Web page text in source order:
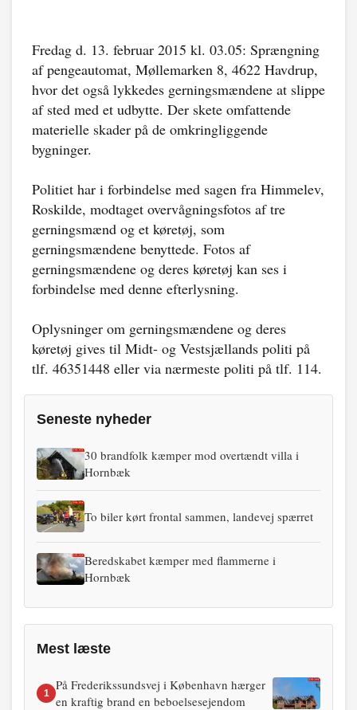
Fredag d. 13. februar 2015 kl. 03.05: Sprængning
af pengeautomat, Møllemarken 8, 4622 Havdrup,
hvor det også lykkedes gerningsmændene at slippe
af sted med et udbytte. Der skete omfattende
materielle skader på de omkringliggende
bygninger.
Politiet har i forbindelse med sagen fra Himmelev,
Roskilde, modtaget overvågningsfotos af tre
gerningsmænd og et køretøj, som
gerningsmændene benyttede. Fotos af
gerningsmændene og deres køretøj kan ses i
forbindelse med denne efterlysning.
Oplysninger om gerningsmændene og deres
køretøj gives til Midt- og Vestsjællands politi på
tlf. 46351448 eller via nærmeste politi på tlf. 114.
Seneste nyheder
30 brandfolk kæmper mod overtændt villa i
Hornbæk
To biler kørt frontal sammen, landevej spærret
Beredskabet kæmper med flammerne i
Hornbæk
Mest læste
1
På Frederikssundsvej i København hærger
en kraftig brand en beboelsesejendom